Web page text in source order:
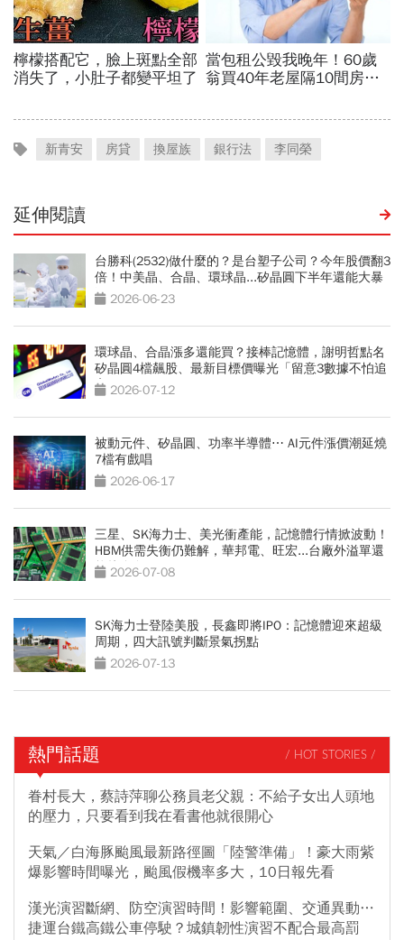
新青安 房貸 換屋族 銀行法 李同榮
延伸閱讀
台勝科(2532)做什麼的？是台塑子公司？今年股價翻3
倍！中美晶、合晶、環球晶...矽晶圓下半年還能大暴
漲？2026-06-23
環球晶、合晶漲多還能買？接棒記憶體，謝明哲點名
矽晶圓4檔飆股、最新目標價曝光「留意3數據不怕追
高」2026-07-12
被動元件、矽晶圓、功率半導體⋯ AI元件漲價潮延燒
7檔有戲唱
2026-06-17
三星、SK海力士、美光衝產能，記憶體行情掀波動！
HBM供需失衡仍難解，華邦電、旺宏...台廠外溢單還
能接多久？
2026-07-08
SK海力士登陸美股，長鑫即將IPO：記憶體迎來超級
周期，四大訊號判斷景氣拐點
2026-07-13
熱門話題 / HOT STORIES /
眷村長大，蔡詩萍聊公務員老父親：不給子女出人頭地
的壓力，只要看到我在看書他就很開心
天氣／白海豚颱風最新路徑圖「陸警準備」！豪大雨紫
爆影響時間曝光，颱風假機率多大，10日報先看
漢光演習斷網、防空演習時間！影響範圍、交通異動…
捷運台鐵高鐵公車停駛？城鎮韌性演習不配合最高罰